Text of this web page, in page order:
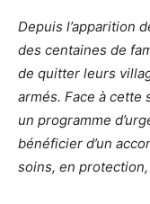
Depuis l’apparition
des centaines de
de quitter leurs
armés. Face à cette
un programme
bénéficier d’un
soins, en